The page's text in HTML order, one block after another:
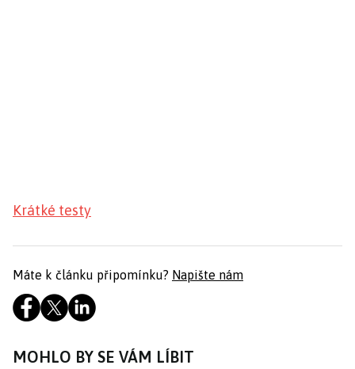
Krátké testy
Máte k článku připomínku? Napište nám
MOHLO BY SE VÁM LÍBIT